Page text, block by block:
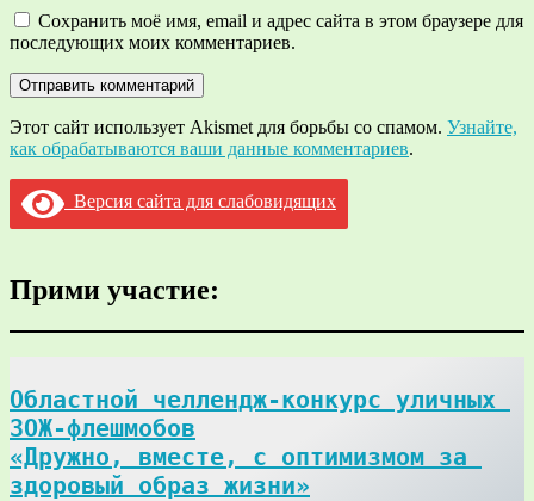
Сохранить моё имя, email и адрес сайта в этом браузере для
последующих моих комментариев.
Этот сайт использует Akismet для борьбы со спамом. Узнайте,
как обрабатываются ваши данные комментариев.
Версия сайта для слабовидящих
Прими участие:
Областной челлендж-конкурс уличных
ЗОЖ-флешмобов
«Дружно, вместе, с оптимизмом за
здоровый образ жизни»